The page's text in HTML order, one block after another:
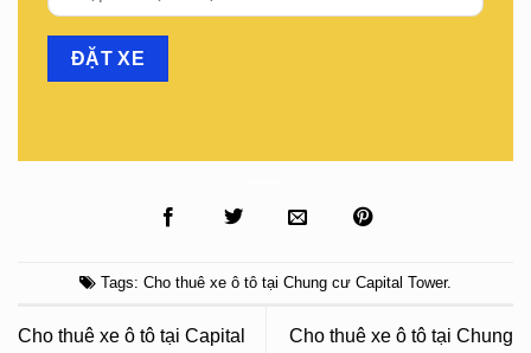
Tags: Cho thuê xe ô tô tại Chung cư Capital Tower.
Cho thuê xe ô tô tại Capital
Cho thuê xe ô tô tại Chung